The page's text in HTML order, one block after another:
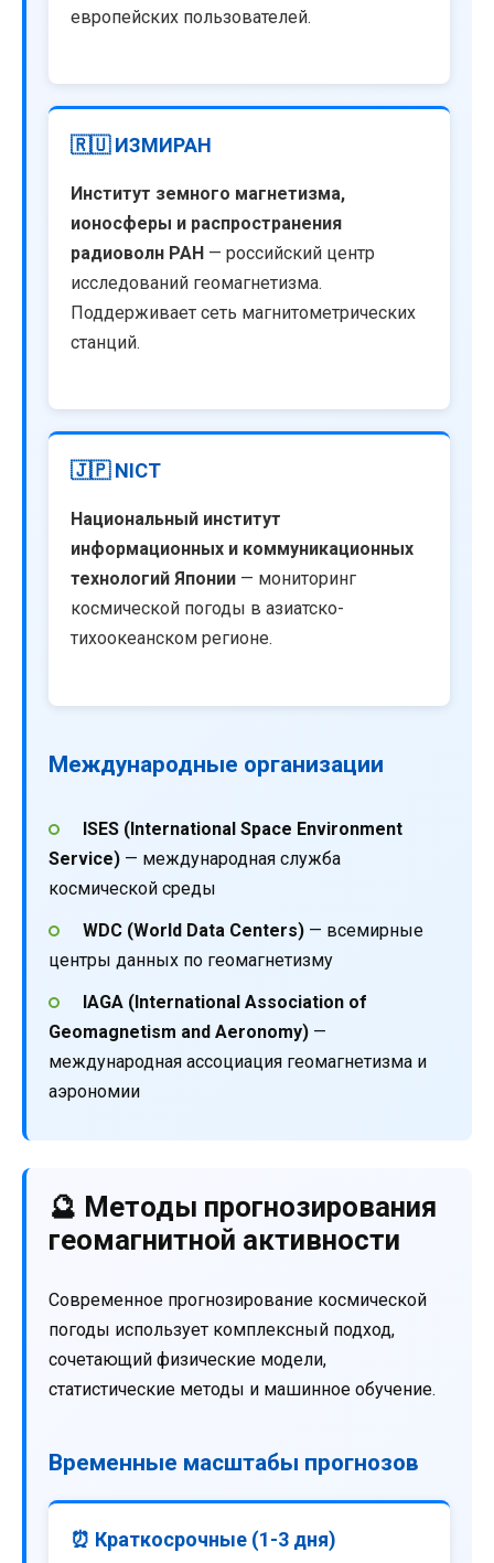
европейских пользователей.
🇷🇺 ИЗМИРАН
Институт земного магнетизма,
ионосферы и распространения
радиоволн РАН — российский центр
исследований геомагнетизма.
Поддерживает сеть магнитометрических
станций.
🇯🇵 NICT
Национальный институт
информационных и коммуникационных
технологий Японии — мониторинг
космической погоды в азиатско-
тихоокеанском регионе.
Международные организации
ISES (International Space Environment
Service) — международная служба
космической среды
WDC (World Data Centers)— всемирные
центры данных по геомагнетизму
IAGA (International Association of
Geomagnetism and Aeronomy) —
международная ассоциация геомагнетизма и
аэрономии
🔮 Методы прогнозирования
геомагнитной активности
Современное прогнозирование космической
погоды использует комплексный подход,
сочетающий физические модели,
статистические методы и машинное обучение.
Временные масштабы прогнозов
⏰ Краткосрочные (1-3 дня)